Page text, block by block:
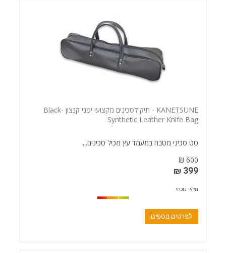
KANETSUNE - תיק לסכינים מקצועי יפני קנצון -Black
Synthetic Leather Knife Bag
סט סכיני מטבח במעמד עץ מכיל סכינים...
600 ₪
399 ₪
מלאי נוכחי
לפרטים נוספים